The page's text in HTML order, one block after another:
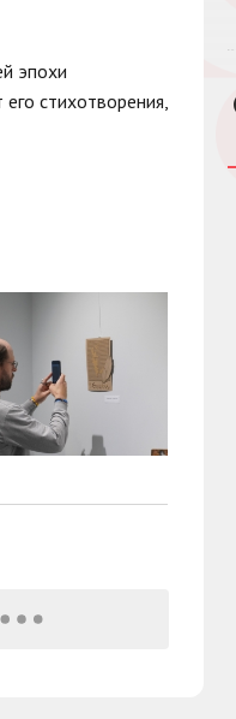
эпохи
стихотворения,